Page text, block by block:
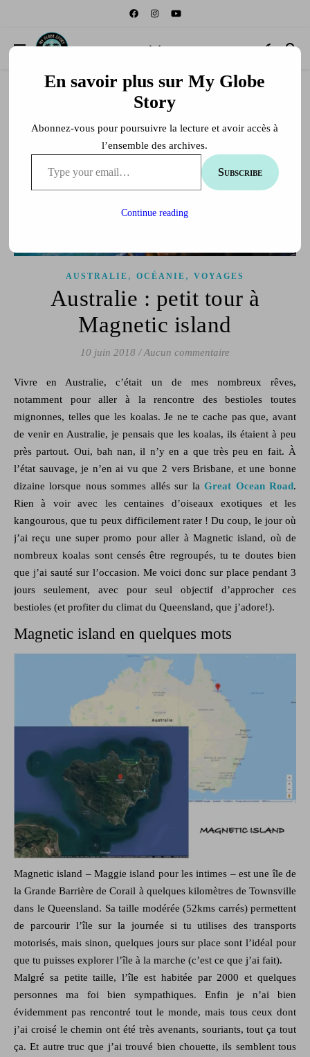
AUSTRALIE , OCÉANIE , VOYAGES
Australie : petit tour à
Magnetic island
10 juin 2018 / Aucun commentaire
Vivre en Australie, c’était un de mes nombreux rêves,
notamment pour aller à la rencontre des bestioles toutes
mignonnes, telles que les koalas. Je ne te cache pas que, avant
de venir en Australie, je pensais que les koalas, ils étaient à peu
près partout. Oui, bah nan, il n’y en a que très peu en fait. À
l’état sauvage, je n’en ai vu que 2 vers Brisbane, et une bonne
dizaine lorsque nous sommes allés sur laGreat Ocean Road.
Rien à voir avec les centaines d’oiseaux exotiques et les
kangourous, que tu peux difficilement rater ! Du coup, le jour où
j’ai reçu une super promo pour aller à Magnetic island, où de
nombreux koalas sont censés être regroupés, tu te doutes bien
que j’ai sauté sur l’occasion. Me voici donc sur place pendant 3
jours seulement, avec pour seul objectif d’approcher ces
bestioles (et profiter du climat du Queensland, que j’adore!).
Magnetic island en quelques mots
Magnetic island – Maggie island pour les intimes – est une île de
la Grande Barrière de Corail à quelques kilomètres de Townsville
dans le Queensland. Sa taille modérée (52kms carrés) permettent
de parcourir l’île sur la journée si tu utilises des transports
motorisés, mais sinon, quelques jours sur place sont l’idéal pour
que tu puisses explorer l’île à la marche (c’est ce que j’ai fait).
Malgré sa petite taille, l’île est habitée par 2000 et quelques
personnes ma foi bien sympathiques. Enfin je n’ai bien
évidemment pas rencontré tout le monde, mais tous ceux dont
j’ai croisé le chemin ont été très avenants, souriants, tout ça tout
ça. Et autre truc que j’ai trouvé bien chouette, ils semblent tous
En savoir plus sur My Globe
Story
Abonnez-vous pour poursuivre la lecture et avoir accès à
l’ensemble des archives.
Subscribe
Continue reading